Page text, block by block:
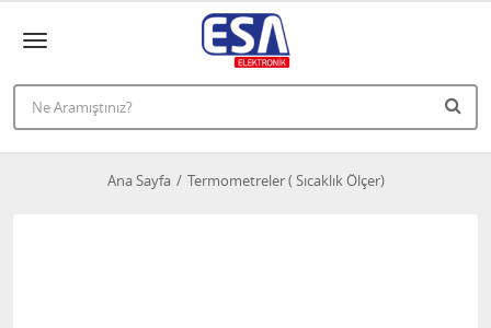
Ana Sayfa Termometreler ( Sıcaklık Ölçer)